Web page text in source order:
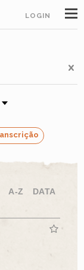
LOGIN
A-Z DATA